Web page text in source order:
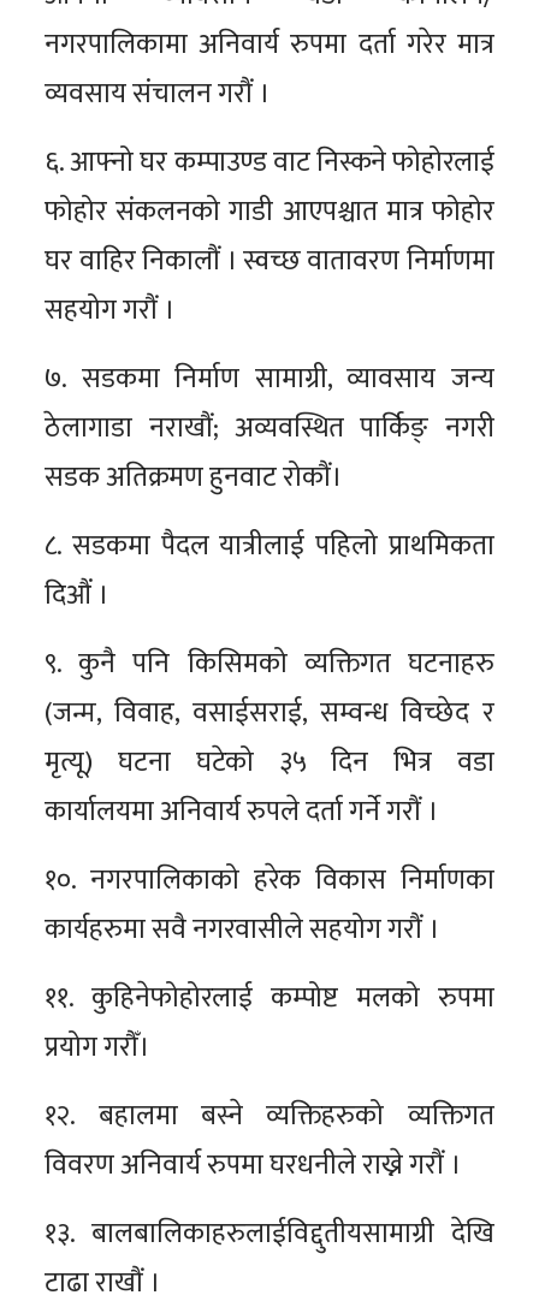
नगरपालिकामा अनिवार्य रुपमा दर्ता गरेर मात्र
व्यवसाय संचालन गरौं ।
६. आफ्नो घर कम्पाउण्ड वाट निस्कने फोहोरलाई
फोहोर संकलनको गाडी आएपश्चात मात्र फोहोर
घर वाहिर निकालौं । स्वच्छ वातावरण निर्माणमा
सहयोग गरौं ।
७. सडकमा निर्माण सामाग्री, व्यावसाय जन्य
ठेलागाडा नराखौं; अव्यवस्थित पार्किङ् नगरी
सडक अतिक्रमण हुनवाट रोकौं।
८. सडकमा पैदल यात्रीलाई पहिलो प्राथमिकता
दिऔं ।
९. कुनै पनि किसिमको व्यक्तिगत घटनाहरु
(जन्म, विवाह, वसाईसराई, सम्वन्ध विच्छेद र
मृत्यू) घटना घटेको ३५ दिन भित्र वडा
कार्यालयमा अनिवार्य रुपले दर्ता गर्ने गरौं ।
१०. नगरपालिकाको हरेक विकास निर्माणका
कार्यहरुमा सवै नगरवासीले सहयोग गरौं ।
११. कुहिनेफोहोरलाई कम्पोष्ट मलको रुपमा
प्रयोग गरौँ।
१२. बहालमा बस्ने व्यक्तिहरुको व्यक्तिगत
विवरण अनिवार्य रुपमा घरधनीले राख्ने गरौं ।
१३. बालबालिकाहरुलाईविद्दुतीयसामाग्री देखि
टाढा राखौं ।